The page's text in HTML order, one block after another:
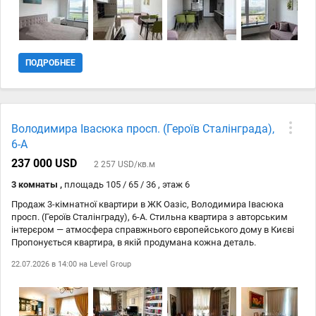
посудомийку, бойлер, теплу підлогу. Меблі зроблені під
замовлення. У будинку працює генератор ліфт, вода та опалення є
завжди. Вартість: 93 000 $. Автономність ліфт, інтернет та опалення
ПОДРОБНЕЕ
Володимира Івасюка просп. (Героїв Сталінграда),
6-А
237 000 USD
2 257 USD/кв.м
3 комнаты , площадь 105 / 65 / 36 , этаж 6
Продаж 3-кімнатної квартири в ЖК Оазіс, Володимира Івасюка
просп. (Героїв Сталінграду), 6-А. Стильна квартира з авторським
інтерєром — атмосфера справжнього європейського дому в Києві
Пропонується квартира, в якій продумана кожна деталь.
ексклюзивні елементи декору створюють особливу атмосферу
Функціональне планування включає простору кухню-вітальню, яка
стане центром сімейного життя та зустрічей з друзями, а також дві
22.07.2026 в 14:00 на Level Group